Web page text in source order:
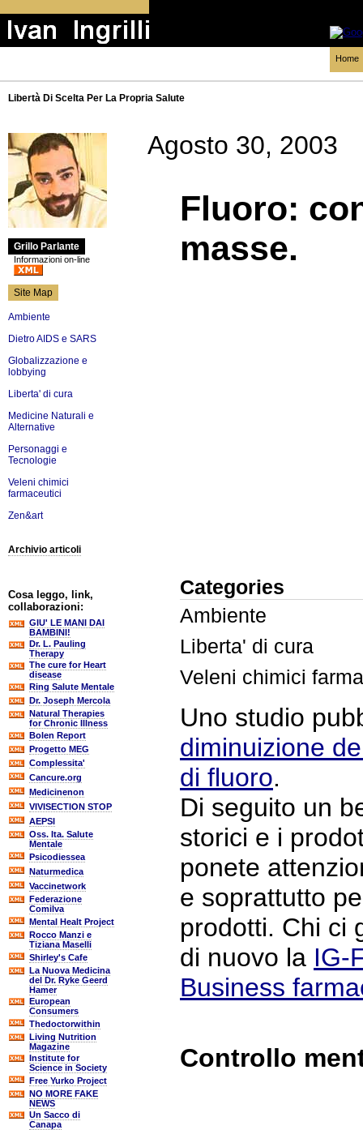
Home
Libertà Di Scelta Per La Propria Salute
Grillo Parlante
Informazioni on-line
Site Map
Ambiente
Dietro AIDS e SARS
Globalizzazione e
lobbying
Liberta' di cura
Medicine Naturali e
Alternative
Personaggi e
Tecnologie
Veleni chimici
farmaceutici
Zen&art
Archivio articoli
Cosa leggo, link,
collaborazioni:
GIU' LE MANI DAI
BAMBINI!
Dr. L. Pauling
Therapy
The cure for Heart
disease
Ring Salute Mentale
Dr. Joseph Mercola
Natural Therapies
for Chronic Illness
Bolen Report
Progetto MEG
Complessita'
Cancure.org
Medicinenon
VIVISECTION STOP
AEPSI
Oss. Ita. Salute
Mentale
Psicodiessea
Naturmedica
Vaccinetwork
Federazione
Comilva
Mental Healt Project
Rocco Manzi e
Tiziana Maselli
Shirley's Cafe
La Nuova Medicina
del Dr. Ryke Geerd
Hamer
European
Consumers
Thedoctorwithin
Living Nutrition
Magazine
Institute for
Science in Society
Free Yurko Project
NO MORE FAKE
NEWS
Un Sacco di
Canapa
Agosto 30, 2003
Fluoro:
masse.
Categories
Ambiente
Liberta' di cura
Veleni chimici
Uno studio
diminuizione
di fluoro.
Di seguito un
storici e i
ponete
e soprattutto
prodotti. Chi ci
di nuovo la IG-
Business
Controllo